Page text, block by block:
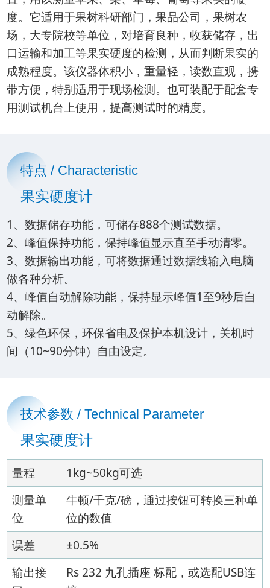
度。它适用于果树科研部门，果品公司，果树农
场，大专院校等单位，对培育良种，收获储存，出
口运输和加工等果实硬度的检测，从而判断果实的
成熟程度。该仪器体积小，重量轻，读数直观，携
带方便，特别适用于现场检测。也可装配于配套专
用测试机台上使用，提高测试时的精度。
特点 / Characteristic
果实硬度计
1、数据储存功能，可储存888个测试数据。
2、峰值保持功能，保持峰值显示直至手动清零。
3、数据输出功能，可将数据通过数据线输入电脑
做各种分析。
4、峰值自动解除功能，保持显示峰值1至9秒后自
动解除。
5、绿色环保，环保省电及保护本机设计，关机时
间（10~90分钟）自由设定。
技术参数 / Technical Parameter
果实硬度计
量程
1kg~50kg可选
测量单
位
牛顿/千克/磅，通过按钮可转换三种单
位的数值
误差
±0.5%
输出接
Rs 232 九孔插座 标配，或选配USB连